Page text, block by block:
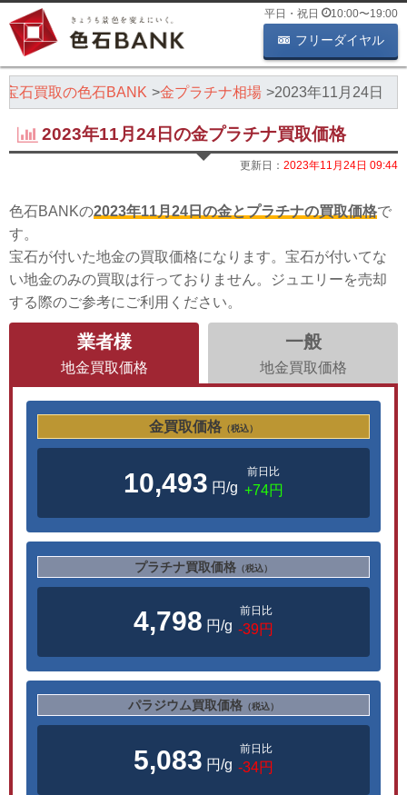
平日・祝日 10:00〜19:00
フリーダイヤル
宝石買取の色石BANK 金プラチナ相場 2023年11月24日
2023年11月24日の金プラチナ買取価格
更新日： 2023年11月24日 09:44
色石BANKの2023年11月24日の金とプラチナの買取価格で
す。
宝石が付いた地金の買取価格になります。宝石が付いてな
い地金のみの買取は行っておりません。ジュエリーを売却
する際のご参考にご利用ください。
業者様
地金買取価格
一般
地金買取価格
金買取価格 （税込）
10,493 円/g
前日比
+74円
プラチナ買取価格 （税込）
4,798 円/g
前日比
-39円
パラジウム買取価格 （税込）
5,083 円/g
前日比
-34円